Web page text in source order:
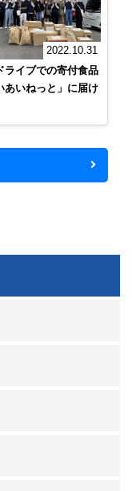
2022.10.31
ライブでの寄付食品
あいねっと」に届け